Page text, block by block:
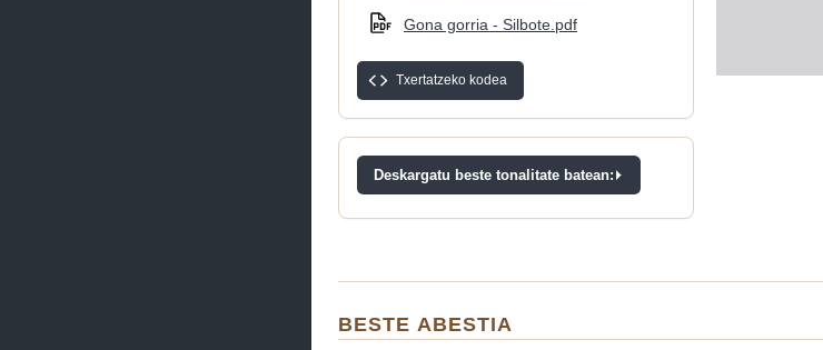
Gona gorria - Silbote.pdf
Txertatzeko kodea
Deskargatu beste tonalitate batean:
BESTE ABESTIA